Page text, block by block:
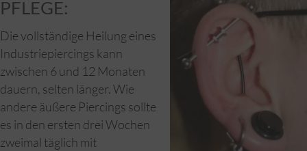
PFLEGE:
Die vollständige Heilung eines
Industriepiercings kann
zwischen 6 und 12 Monaten
dauern, selten länger. Wie
andere äußere Piercings sollte
es in den ersten drei Wochen
zweimal täglich mit